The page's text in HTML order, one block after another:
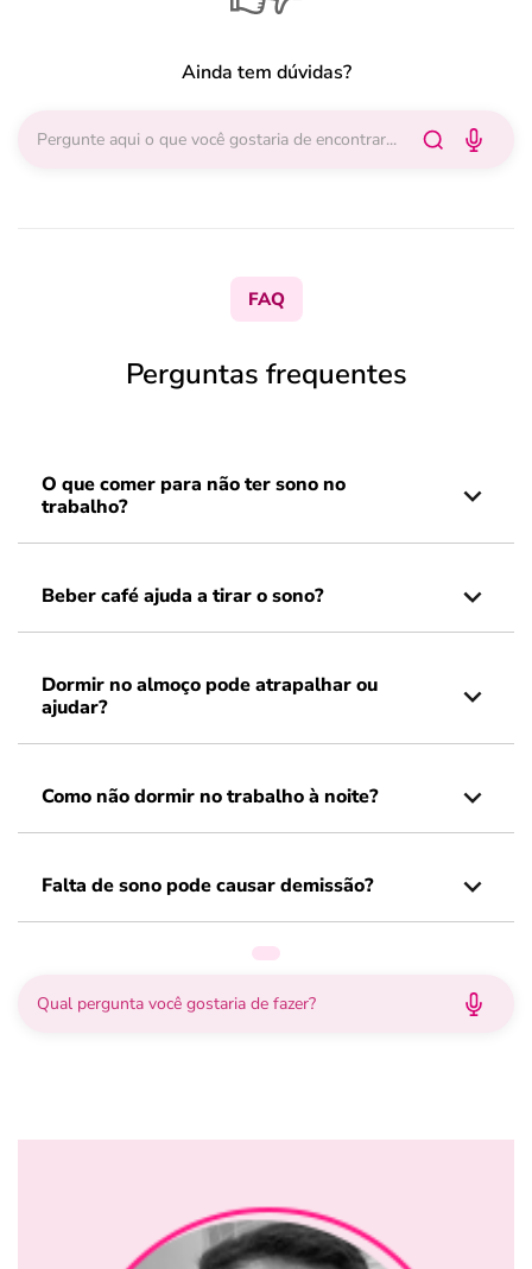
Ainda tem dúvidas?
FAQ
Perguntas frequentes
O que comer para não ter sono no
trabalho?
Beber café ajuda a tirar o sono?
Dormir no almoço pode atrapalhar ou
ajudar?
Como não dormir no trabalho à noite?
Falta de sono pode causar demissão?